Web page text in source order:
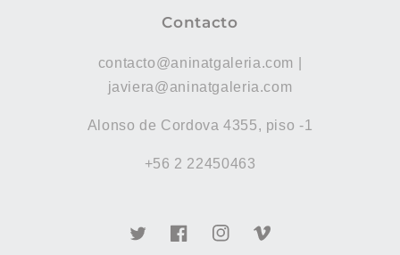
Contacto
contacto@aninatgaleria.com |
javiera@aninatgaleria.com
Alonso de Cordova 4355, piso -1
+56 2 22450463
TwitterFacebookInstagramVimeo